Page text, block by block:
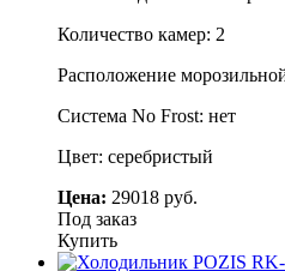
Количество камер: 2
Расположение
Система No Frost: нет
Цвет: серебристый
Цена: 29018 руб.
Под заказ
Купить